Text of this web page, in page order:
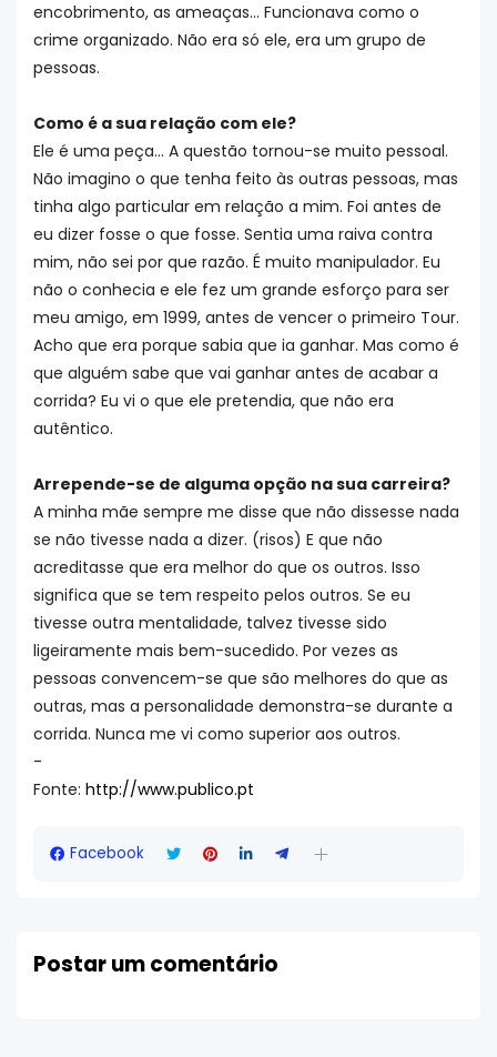
encobrimento, as ameaças... Funcionava como o
crime organizado. Não era só ele, era um grupo de
pessoas.
Como é a sua relação com ele?
Ele é uma peça... A questão tornou-se muito pessoal.
Não imagino o que tenha feito às outras pessoas, mas
tinha algo particular em relação a mim. Foi antes de
eu dizer fosse o que fosse. Sentia uma raiva contra
mim, não sei por que razão. É muito manipulador. Eu
não o conhecia e ele fez um grande esforço para ser
meu amigo, em 1999, antes de vencer o primeiro Tour.
Acho que era porque sabia que ia ganhar. Mas como é
que alguém sabe que vai ganhar antes de acabar a
corrida? Eu vi o que ele pretendia, que não era
autêntico.
Arrepende-se de alguma opção na sua carreira?
A minha mãe sempre me disse que não dissesse nada
se não tivesse nada a dizer. (risos) E que não
acreditasse que era melhor do que os outros. Isso
significa que se tem respeito pelos outros. Se eu
tivesse outra mentalidade, talvez tivesse sido
ligeiramente mais bem-sucedido. Por vezes as
pessoas convencem-se que são melhores do que as
outras, mas a personalidade demonstra-se durante a
corrida. Nunca me vi como superior aos outros.
-
Fonte: http://www.publico.pt
Facebook
Postar um comentário